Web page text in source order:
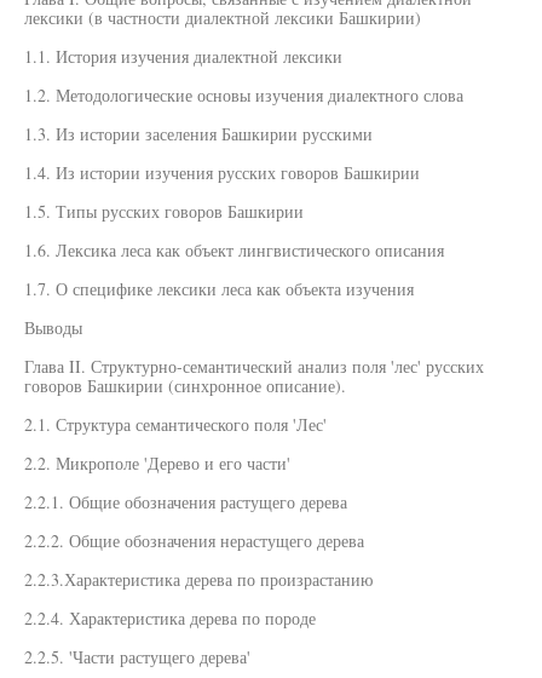
лексики (в частности диалектной лексики Башкирии)
1.1. История изучения диалектной лексики
1.2. Методологические основы изучения диалектного слова
1.3. Из истории заселения Башкирии русскими
1.4. Из истории изучения русских говоров Башкирии
1.5. Типы русских говоров Башкирии
1.6. Лексика леса как объект лингвистического описания
1.7. О специфике лексики леса как объекта изучения
Выводы
Глава II. Структурно-семантический анализ поля 'лес' русских
говоров Башкирии (синхронное описание).
2.1. Структура семантического поля 'Лес'
2.2. Микрополе 'Дерево и его части'
2.2.1. Общие обозначения растущего дерева
2.2.2. Общие обозначения нерастущего дерева
2.2.3.Характеристика дерева по произрастанию
2.2.4. Характеристика дерева по породе
2.2.5. 'Части растущего дерева'